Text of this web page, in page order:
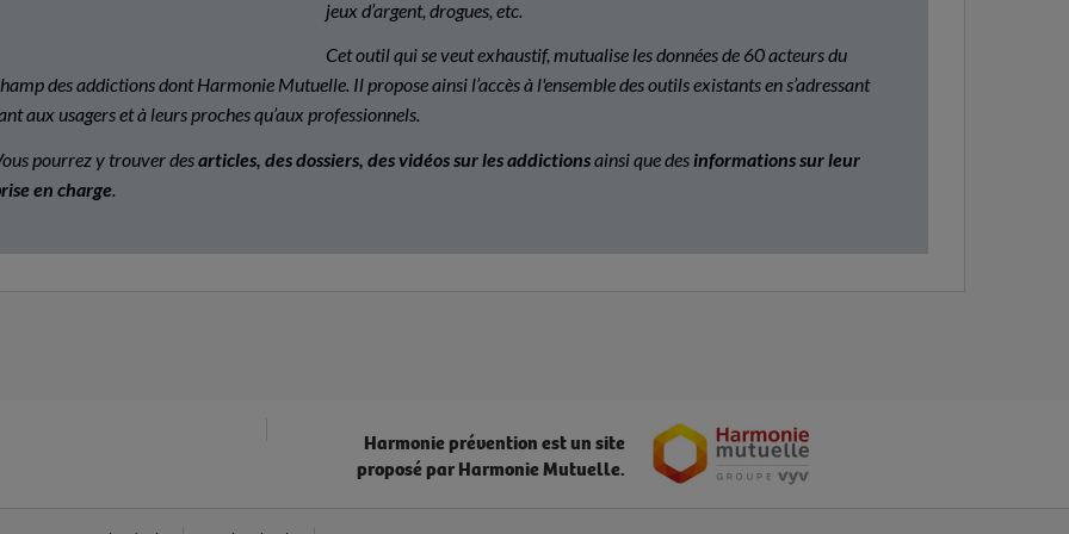
jeux d’argent, drogues, etc.
Cet outil qui se veut exhaustif, mutualise les données de 60 acteurs du
des addictions dont Harmonie Mutuelle. Il propose ainsi l’accès à l'ensemble des outils existants en s’adressant
aux usagers et à leurs proches qu’aux professionnels.
pourrez y trouver desarticles, des dossiers, des vidéos sur les addictionsainsi que des informations sur leur
en charge.
Harmonie prévention est un site
proposé par Harmonie Mutuelle.